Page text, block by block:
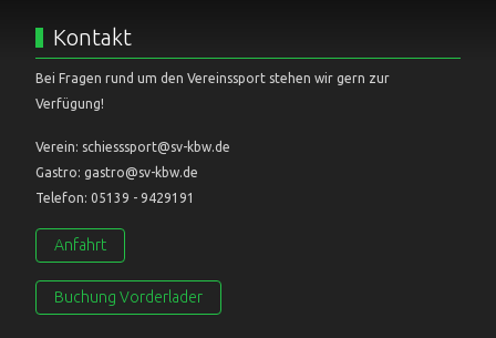
Kontakt
Bei Fragen rund um den Vereinssport stehen wir gern zur
Verfügung!
Verein: schiesssport@sv-kbw.de
Gastro: gastro@sv-kbw.de
Telefon: 05139 - 9429191
Anfahrt
Buchung Vorderlader